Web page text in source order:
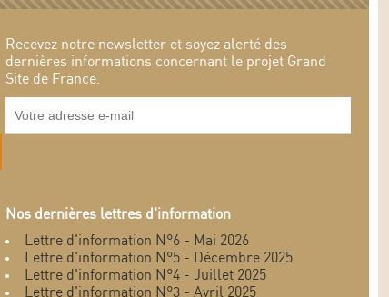
Recevez notre newsletter et soyez alerté des
dernières informations concernant le projet Grand
Site de France.
Nos dernières lettres d'information
Lettre d'information N°6 - Mai 2026
Lettre d'information N°5 - Décembre 2025
Lettre d'information N°4 - Juillet 2025
Lettre d'information N°3 - Avril 2025